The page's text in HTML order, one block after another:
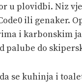
u plovidbi. Niz
ili genaker.
i karbonskim
palube do
se kuhinja i